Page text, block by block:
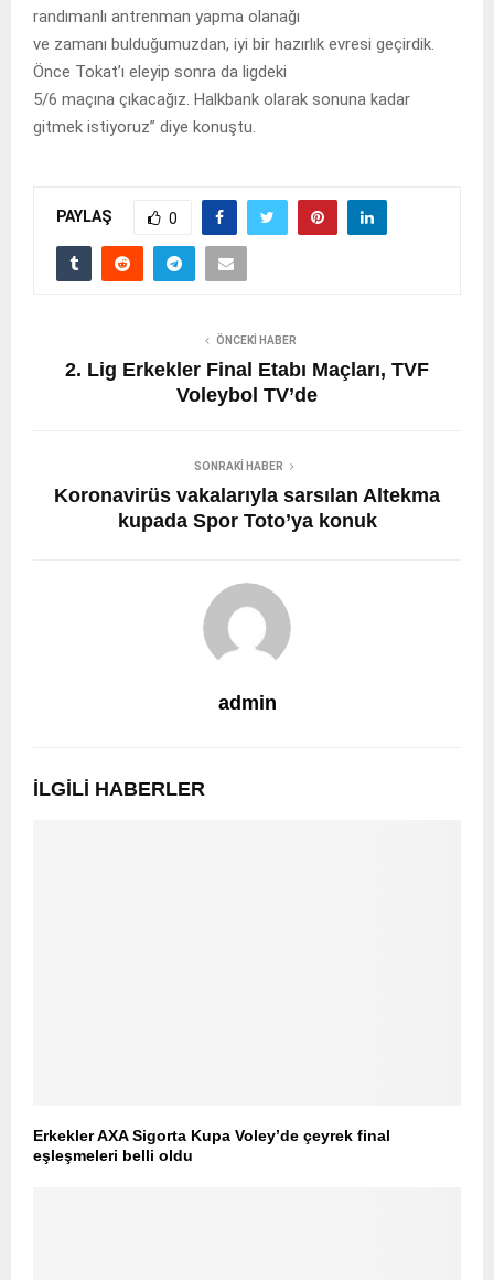
randımanlı antrenman yapma olanağı
ve zamanı bulduğumuzdan, iyi bir hazırlık evresi geçirdik.
Önce Tokat’ı eleyip sonra da ligdeki
5/6 maçına çıkacağız. Halkbank olarak sonuna kadar
gitmek istiyoruz” diye konuştu.
PAYLAŞ 0
ÖNCEKI HABER
2. Lig Erkekler Final Etabı Maçları, TVF
Voleybol TV’de
SONRAKI HABER
Koronavirüs vakalarıyla sarsılan Altekma
kupada Spor Toto’ya konuk
admin
İLGILI HABERLER
Erkekler AXA Sigorta Kupa Voley’de çeyrek final
eşleşmeleri belli oldu